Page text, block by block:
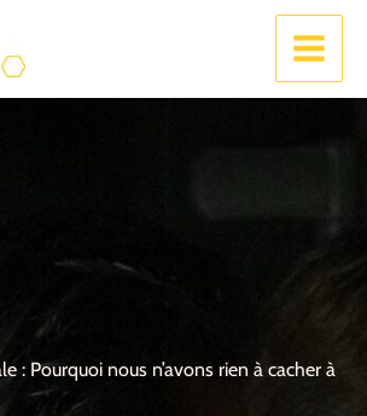
: Pourquoi nous n’avons rien à cacher à
le Zéro avance de Frais !